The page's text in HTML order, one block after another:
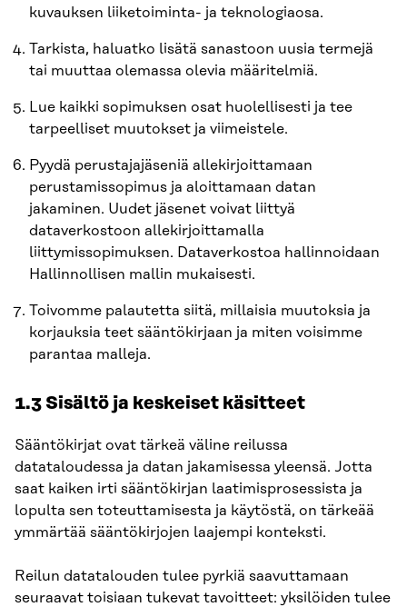
kuvauksen liiketoiminta- ja teknologiaosa.
Tarkista, haluatko lisätä sanastoon uusia termejä
tai muuttaa olemassa olevia määritelmiä.
Lue kaikki sopimuksen osat huolellisesti ja tee
tarpeelliset muutokset ja viimeistele.
Pyydä perustajajäseniä allekirjoittamaan
perustamissopimus ja aloittamaan datan
jakaminen. Uudet jäsenet voivat liittyä
dataverkostoon allekirjoittamalla
liittymissopimuksen. Dataverkostoa hallinnoidaan
Hallinnollisen mallin mukaisesti.
Toivomme palautetta siitä, millaisia muutoksia ja
korjauksia teet sääntökirjaan ja miten voisimme
parantaa malleja.
1.3 Sisältö ja keskeiset käsitteet
Sääntökirjat ovat tärkeä väline reilussa
datataloudessa ja datan jakamisessa yleensä. Jotta
saat kaiken irti sääntökirjan laatimisprosessista ja
lopulta sen toteuttamisesta ja käytöstä, on tärkeää
ymmärtää sääntökirjojen laajempi konteksti.
Reilun datatalouden tulee pyrkiä saavuttamaan
seuraavat toisiaan tukevat tavoitteet: yksilöiden tulee